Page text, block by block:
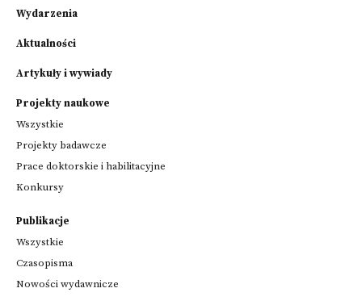
Wydarzenia
Aktualności
Artykuły i wywiady
Projekty naukowe
Wszystkie
Projekty badawcze
Prace doktorskie i habilitacyjne
Konkursy
Publikacje
Wszystkie
Czasopisma
Nowości wydawnicze